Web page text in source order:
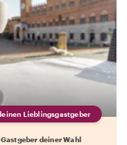
Lieblingsgastgeber
deiner Wahl